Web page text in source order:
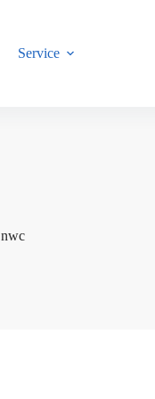
Service
nwc